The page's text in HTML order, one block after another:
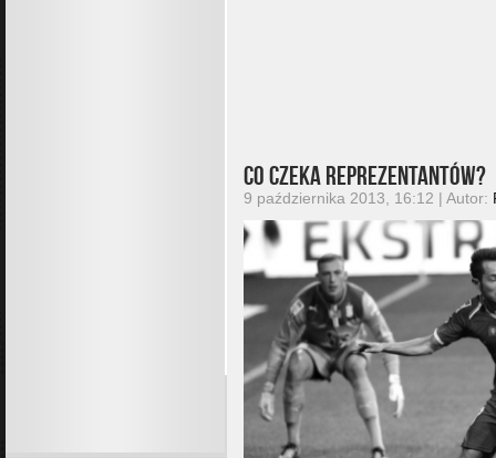
Co czeka reprezentantów?
9 października 2013, 16:12 | Autor: